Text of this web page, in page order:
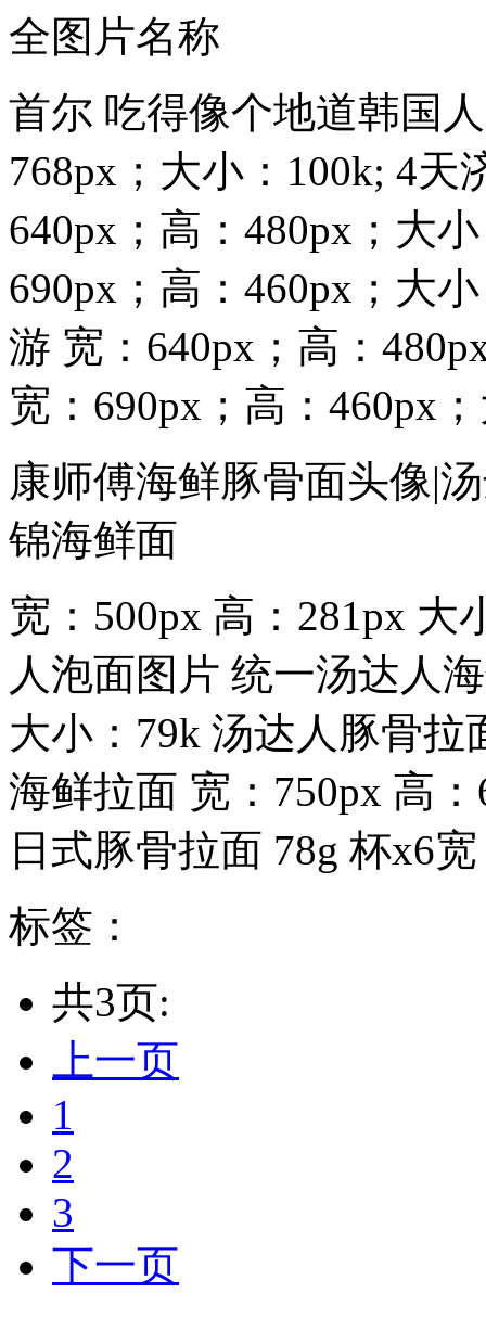
全图片名称
首尔 吃得像个地道韩国
768px；大小：100k; 4
640px；高：480px；大
690px；高：460px；大
游 宽：640px；高：
宽：690px；高：460px
康师傅海鲜豚骨面头像|
锦海鲜面
宽：500px 高：281px 大
人泡面图片 统一汤达人
大小：79k 汤达人豚骨
海鲜拉面 宽：750px 高
日式豚骨拉面 78g 杯x6
标签：
共3页:
上一页
1
2
3
下一页